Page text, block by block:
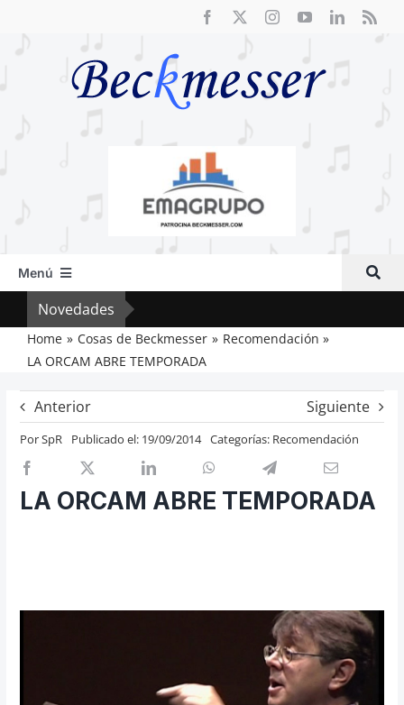
Menú
Inicio
Actual
Artículos
Crítica
Previos de ópera
Cosas de Beckmesser
Novedades
Home Cosas de Beckmesser
Recomendación
LA ORCAM ABRE TEMPORADA
Anterior Siguiente
PorSpR Publicado el: 19/09/2014 Categorías: Recomendación
LA ORCAM ABRE TEMPORADA